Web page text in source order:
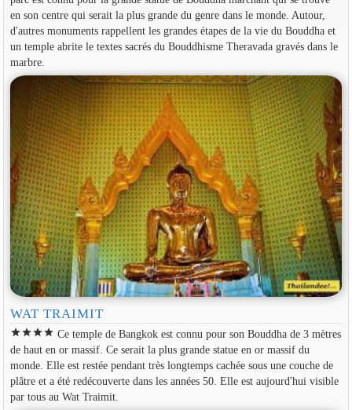
en son centre qui serait la plus grande du genre dans le monde. Autour,
d'autres monuments rappellent les grandes étapes de la vie du Bouddha et
un temple abrite le textes sacrés du Bouddhisme Theravada gravés dans le
marbre.
WAT TRAIMIT
starstarstarstar Ce temple de Bangkok est connu pour son Bouddha de 3 mètres
de haut en or massif. Ce serait la plus grande statue en or massif du
monde. Elle est restée pendant très longtemps cachée sous une couche de
plâtre et a été redécouverte dans les années 50. Elle est aujourd'hui visible
par tous au Wat Traimit.